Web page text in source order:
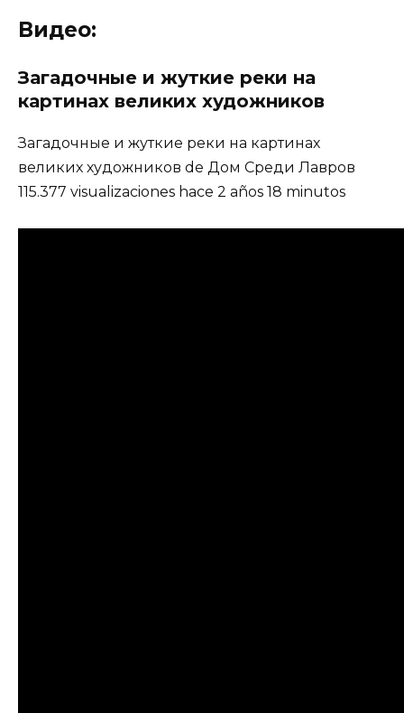
Видео:
Загадочные и жуткие реки на
картинах великих художников
Загадочные и жуткие реки на картинах
великих художников de Дом Среди Лавров
115.377 visualizaciones hace 2 años 18 minutos